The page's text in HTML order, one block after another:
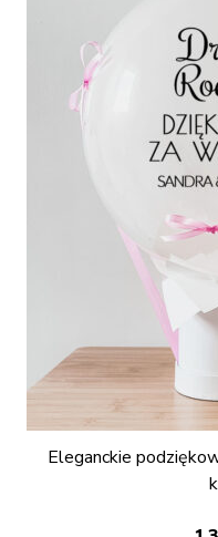
Eleganckie